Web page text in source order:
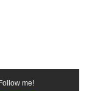
me!